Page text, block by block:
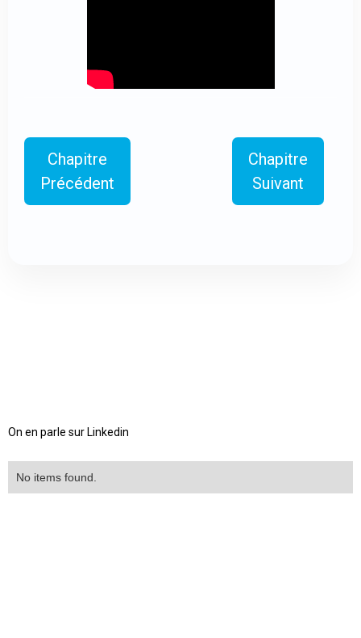
Chapitre
Précédent
Chapitre
Suivant
On en parle sur Linkedin
No items found.